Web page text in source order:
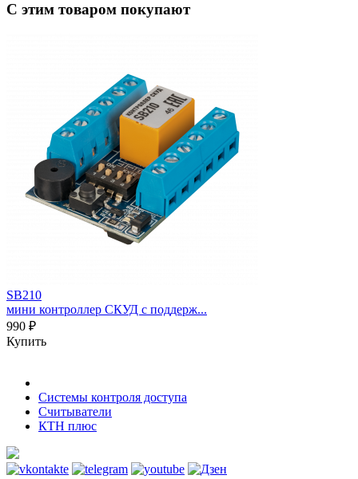
С этим товаром покупают
SB210
мини контроллер СКУД с поддерж...
990 ₽
Купить
Системы контроля доступа
Считыватели
КТН плюс